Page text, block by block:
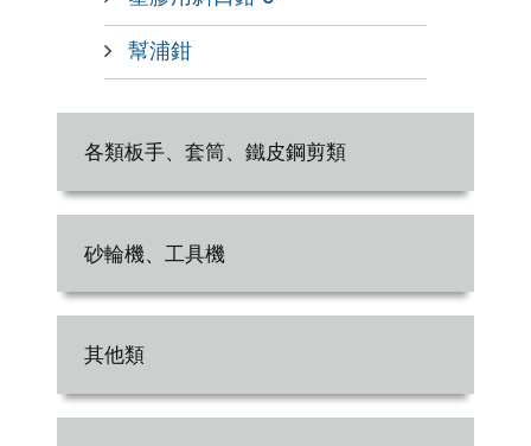
幫浦鉗
各類板手、套筒、鐵皮鋼剪類
砂輪機、工具機
其他類